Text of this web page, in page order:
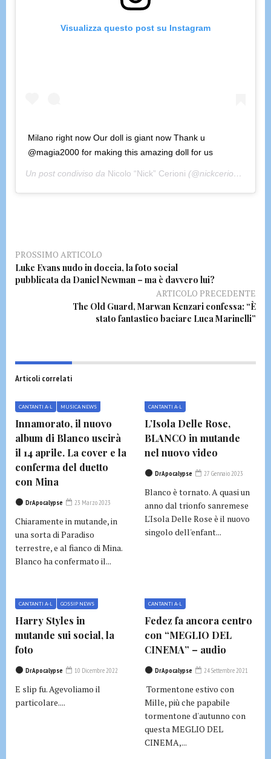
Visualizza questo post su Instagram
Milano right now Our doll is giant now Thank u
@magia2000 for making this amazing doll for us
Un post condiviso da Nicolo “Nick” Cerioni (@nickcerioni) in data:
PROSSIMO ARTICOLO
Luke Evans nudo in doccia, la foto social
pubblicata da Daniel Newman – ma è davvero lui?
ARTICOLO PRECEDENTE
The Old Guard, Marwan Kenzari confessa: “È
stato fantastico baciare Luca Marinelli”
Articoli correlati
CANTANTI A-L MUSICA NEWS
Innamorato, il nuovo
album di Blanco uscirà
il 14 aprile. La cover e la
conferma del duetto
con Mina
DrApocalypse 23 Marzo 2023
Chiaramente in mutande, in
una sorta di Paradiso
terrestre, e al fianco di Mina.
Blanco ha confermato il...
CANTANTI A-L
L’Isola Delle Rose,
BLANCO in mutande
nel nuovo video
DrApocalypse 27 Gennaio 2023
Blanco è tornato. A quasi un
anno dal trionfo sanremese
L'Isola Delle Rose è il nuovo
singolo dell'enfant...
CANTANTI A-L GOSSIP NEWS
Harry Styles in
mutande sui social, la
foto
DrApocalypse 10 Dicembre 2022
E slip fu. Agevoliamo il
particolare....
CANTANTI A-L
Fedez fa ancora centro
con “MEGLIO DEL
CINEMA” – audio
DrApocalypse 24 Settembre 2021
Tormentone estivo con
Mille, più che papabile
tormentone d'autunno con
questa MEGLIO DEL
CINEMA,...